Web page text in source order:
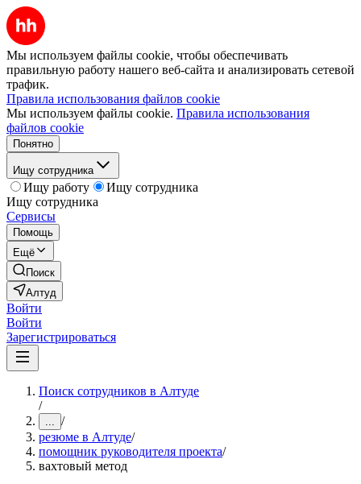
Мы используем файлы cookie, чтобы обеспечивать
правильную работу нашего веб-сайта и анализировать сетевой
трафик.
Правила использования файлов cookie
Мы используем файлы cookie. Правила использования
файлов cookie
Понятно
Ищу сотрудника
Ищу работу
Ищу сотрудника
Ищу сотрудника
Сервисы
Помощь
Ещё
Поиск
Алтуд
Войти
Войти
Зарегистрироваться
Поиск сотрудников в Алтуде
/
... /
резюме в Алтуде/
помощник руководителя проекта/
вахтовый метод